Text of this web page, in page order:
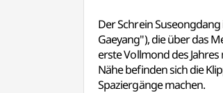
Der Schrein
Gaeyang"), die über das
erste Vollmond des
Nähe befinden sich die
Spaziergänge machen.